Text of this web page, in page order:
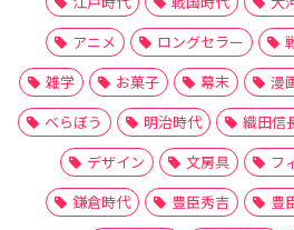
アニメ
ロングセラー
雑学
お菓子 幕末 漫
べらぼう
明治時代 織田信
デザイン
文房具 フ
鎌倉時代
豊臣秀吉 豊